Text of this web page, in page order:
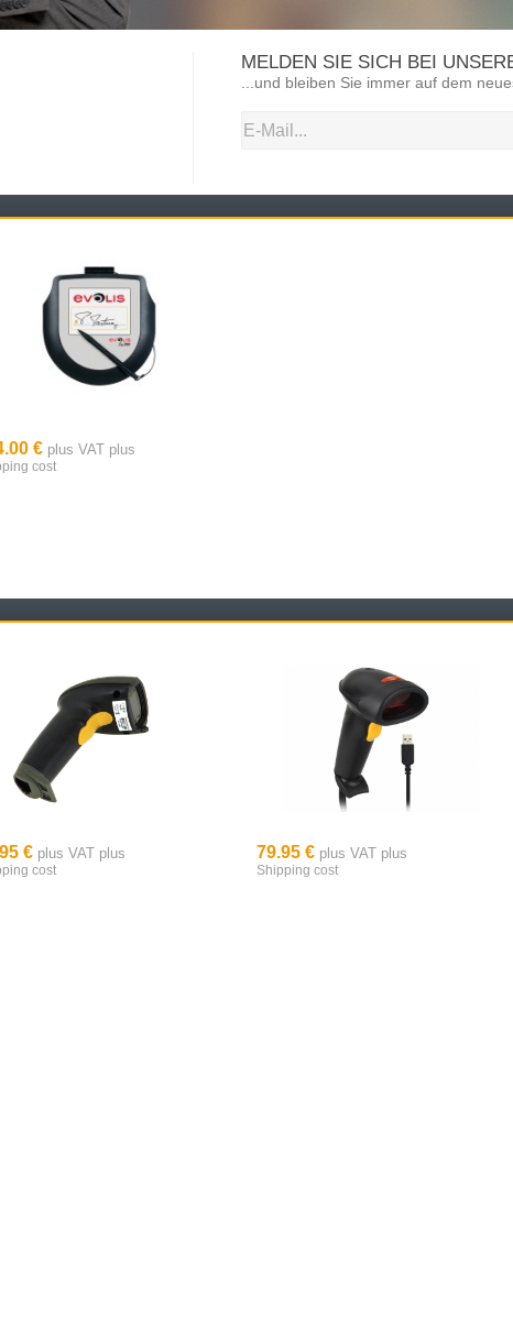
MELDEN SIE SICH BEI
...und bleiben Sie immer auf dem
€ plus VAT plus
cost
€ plus VAT plus
cost
79.95 € plus VAT plus
Shipping cost